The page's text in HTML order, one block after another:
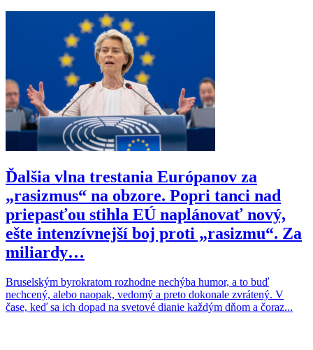
Ďalšia vlna trestania Európanov za
„rasizmus“ na obzore. Popri tanci nad
priepasťou stihla EÚ naplánovať nový,
ešte intenzívnejší boj proti „rasizmu“. Za
miliardy…
Bruselským byrokratom rozhodne nechýba humor, a to buď
nechcený, alebo naopak, vedomý a preto dokonale zvrátený. V
čase, keď sa ich dopad na svetové dianie každým dňom a čoraz...